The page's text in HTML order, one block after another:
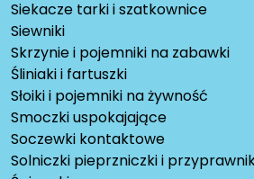
Siekacze tarki i szatkownice
Siewniki
Skrzynie i pojemniki na zabawki
Śliniaki i fartuszki
Słoiki i pojemniki na żywność
Smoczki uspokajające
Soczewki kontaktowe
Solniczki pieprzniczki i